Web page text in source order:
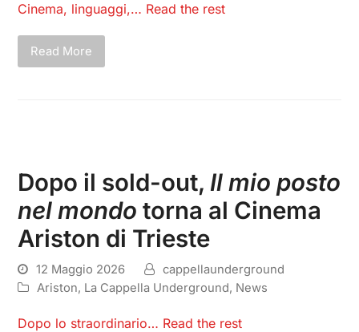
Cinema, linguaggi,… Read the rest
Read More
Dopo il sold-out, Il mio posto
nel mondo torna al Cinema
Ariston di Trieste
12 Maggio 2026
cappellaunderground
Ariston, La Cappella Underground, News
Dopo lo straordinario… Read the rest